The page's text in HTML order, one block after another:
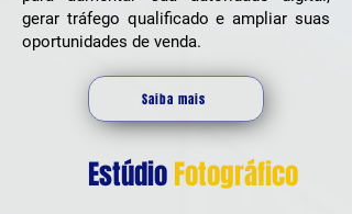
gerar tráfego qualificado e ampliar suas
oportunidades de venda.
Saiba mais
EstúdioFotográfico